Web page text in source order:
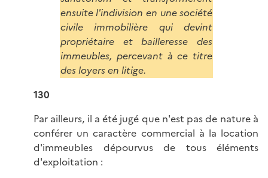
ensuite l'indivision en une société
civile immobilière qui devint
propriétaire et bailleresse des
immeubles, percevant à ce titre
des loyers en litige.
130
Par ailleurs, il a été jugé que n'est pas de nature à
conférer un caractère commercial à la location
d'immeubles dépourvus de tous éléments
d'exploitation :